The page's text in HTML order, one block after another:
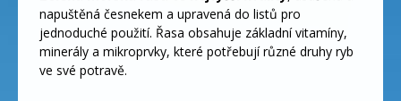
napuštěná česnekem a upravená do listů pro
jednoduché použití. Řasa obsahuje základní vitamíny,
minerály a mikroprvky, které potřebují různé druhy ryb
ve své potravě.